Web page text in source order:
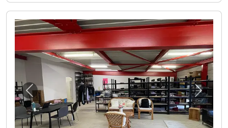
Vorheriges Bild für "Geräumiges Atelier im